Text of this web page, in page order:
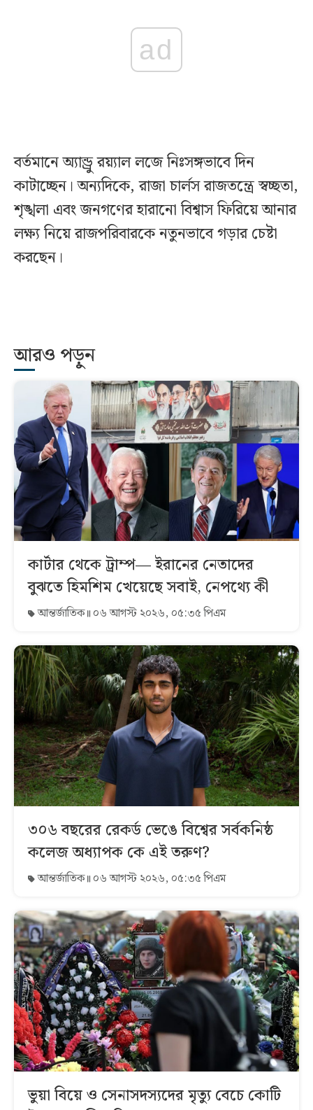
ad
বর্তমানে অ্যান্ড্রু রয়্যাল লজে নিঃসঙ্গভাবে দিন
কাটাচ্ছেন। অন্যদিকে, রাজা চার্লস রাজতন্ত্রে স্বচ্ছতা,
শৃঙ্খলা এবং জনগণের হারানো বিশ্বাস ফিরিয়ে আনার
লক্ষ্য নিয়ে রাজপরিবারকে নতুনভাবে গড়ার চেষ্টা
করছেন।
আরও পড়ুন
কার্টার থেকে ট্রাম্প— ইরানের নেতাদের
বুঝতে হিমশিম খেয়েছে সবাই, নেপথ্যে কী
আন্তর্জাতিক ০৬ আগস্ট ২০২৬, ০৫:৩৫ পিএম
৩০৬ বছরের রেকর্ড ভেঙে বিশ্বের সর্বকনিষ্ঠ
কলেজ অধ্যাপক কে এই তরুণ?
আন্তর্জাতিক ০৬ আগস্ট ২০২৬, ০৫:৩৫ পিএম
ভুয়া বিয়ে ও সেনাসদস্যদের মৃত্যু বেচে কোটি